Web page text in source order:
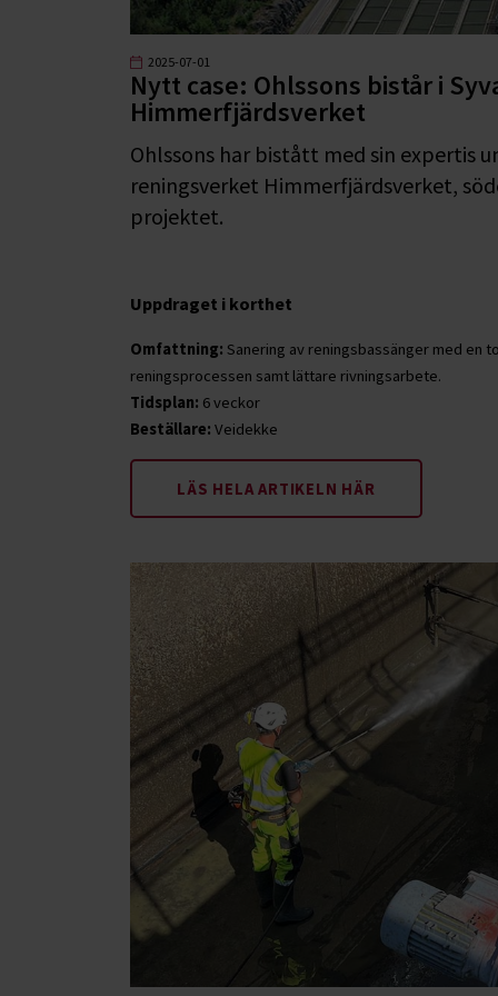
2025-07-01
Nytt case: Ohlssons bistår i
Himmerfjärdsverket
Ohlssons har bistått med sin expertis
reningsverket Himmerfjärdsverket,
projektet.
Uppdraget i korthet
Omfattning: Sanering av reningsbassänger med en
reningsprocessen samt lättare rivningsarbete.
Tidsplan: 6 veckor
Beställare: Veidekke
LÄS HELA ARTIKELN HÄR